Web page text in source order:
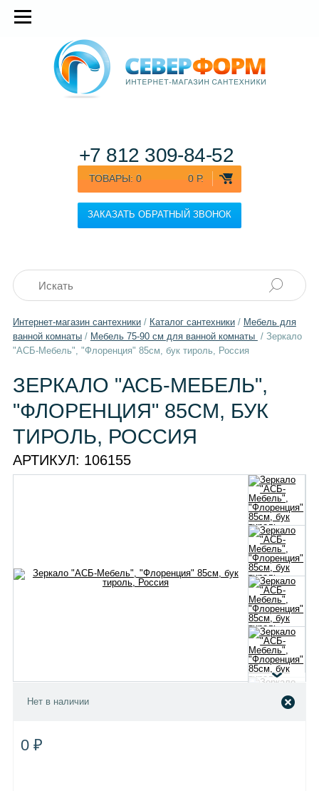
ТОВАРЫ: 0 0 Р.
ЗАКАЗАТЬ ОБРАТНЫЙ ЗВОНОК
+7 812 309-84-52
Интернет-магазин сантехники/ Каталог сантехники/ Мебель для
ванной комнаты/ Мебель 75-90 см для ванной комнаты / Зеркало
"АСБ-Мебель", "Флоренция" 85см, бук тироль, Россия
ЗЕРКАЛО "АСБ-МЕБЕЛЬ",
"ФЛОРЕНЦИЯ" 85СМ, БУК
ТИРОЛЬ, РОССИЯ
АРТИКУЛ: 106155
Нет в наличии
0 ₽